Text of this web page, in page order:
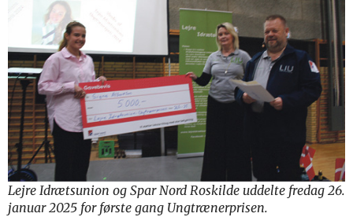
Lejre Idrætsunion og Spar Nord Roskilde uddelte fredag 26.
januar 2025 for første gang Ungtrænerprisen.